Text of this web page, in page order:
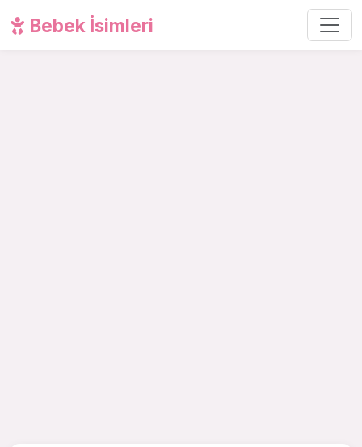
Bebek İsimleri